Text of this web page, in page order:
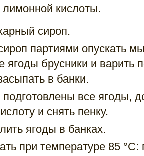
кислоты.
сироп.
партиями опускать
ягоды брусники и варить
в банки.
подготовлены все ягоды,
и снять пенку.
ягоды в банках.
при температуре 85